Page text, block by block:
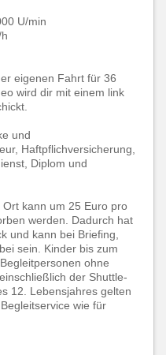
U/min
eigenen Fahrt für 36
wird dir mit einem link
und
Haftpflichversicherung,
Diplom und
Ort kann um 25 Euro pro
werden. Dadurch hat
und kann bei Briefing,
sein. Kinder bis zum
ohne
der Shuttle-
12. Lebensjahres gelten
wie für